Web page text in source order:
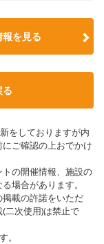
を見る
る
をしておりますが内
ご確認の上おでかけ
の開催情報、施設の
場合があります。
載の許諾をいただ
二次使用)は禁止で
。